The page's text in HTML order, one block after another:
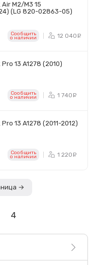
M2/M3 15
(LG 820-02863-05)
Сообщить
o наличии 12 040
13 A1278 (2010)
Сообщить
o наличии 1 740
13 A1278 (2011-2012)
Сообщить
o наличии 1 220
→
4